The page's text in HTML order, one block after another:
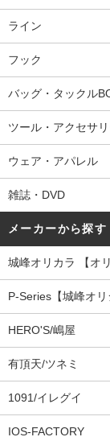
ライン
フック
バッグ・タックル
ツール・アクセサ
ウェア・アパレル
雑誌・DVD
メーカーから探す
城峰オリカラ 【オ
P-Series【城峰オリ
HERO'S/嶋屋
有頂天/ツネミ
1091/イレグイ
IOS-FACTORY